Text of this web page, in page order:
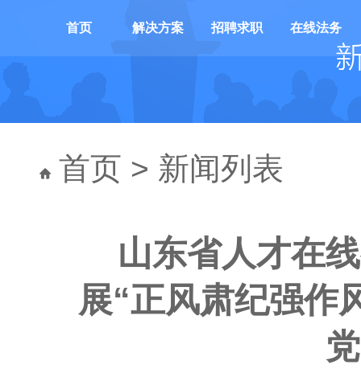
首页 解决方案 招聘求职 在线法务
首页 > 新闻列表
山东省人才在
展“正风肃纪强作